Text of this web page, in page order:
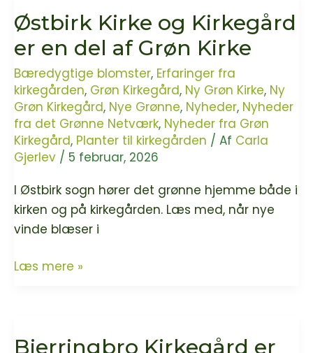
Grøn
Østbirk Kirke og Kirkegård
er en del af Grøn Kirke
Bæredygtige blomster, Erfaringer fra
kirkegården, Grøn Kirkegård, Ny Grøn Kirke, Ny
Grøn Kirkegård, Nye Grønne, Nyheder, Nyheder
fra det Grønne Netværk, Nyheder fra Grøn
Kirkegård, Planter til kirkegården / Af Carla
Gjerlev / 5 februar, 2026
I Østbirk sogn hører det grønne hjemme både i
kirken og på kirkegården. Læs med, når nye
vinde blæser i
Østbirk
er
Læs mere »
Bjerringbro Kirkegård er